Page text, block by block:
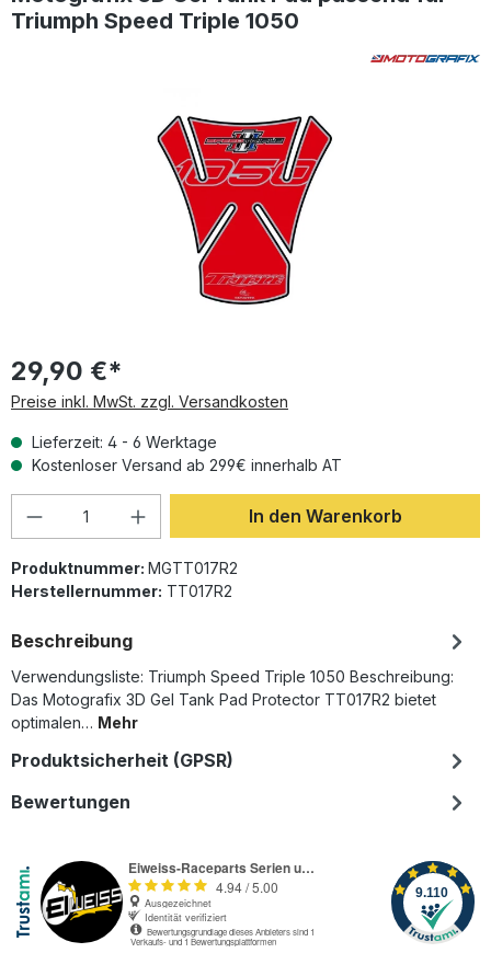
Triumph Speed Triple 1050
29,90 €*
Preise inkl. MwSt. zzgl. Versandkosten
Lieferzeit: 4 - 6 Werktage
Kostenloser Versand ab 299€ innerhalb AT
Produkt Anzahl: Gib den gewünschten
In den Warenkorb
Produktnummer: MGTT017R2
Herstellernummer: TT017R2
Beschreibung
Verwendungsliste: Triumph Speed Triple 1050 Beschreibung:
Das Motografix 3D Gel Tank Pad Protector TT017R2 bietet
optimalen… Mehr
Produktsicherheit (GPSR)
Bewertungen